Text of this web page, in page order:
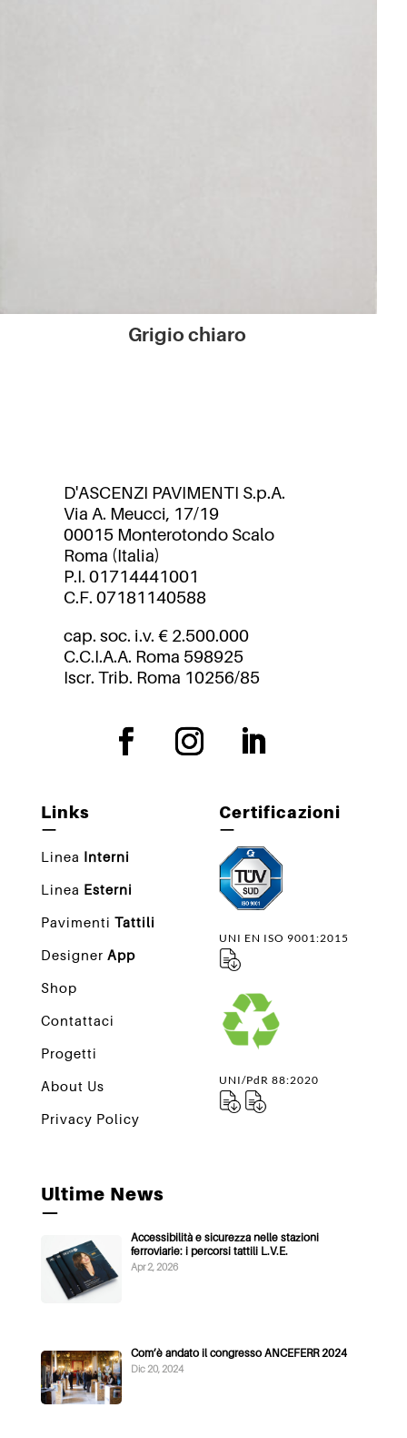
Grigio chiaro
D'ASCENZI PAVIMENTI S.p.A.
Via A. Meucci, 17/19
00015 Monterotondo Scalo
Roma (Italia)
P.I. 01714441001
C.F. 07181140588
cap. soc. i.v. € 2.500.000
C.C.I.A.A. Roma 598925
Iscr. Trib. Roma 10256/85
Links
—
Linea Interni
Linea Esterni
Pavimenti Tattili
Designer App
Shop
Contattaci
Progetti
About Us
Privacy Policy
Certificazioni
—
UNI EN ISO 9001:2015
UNI/PdR 88:2020
Ultime News
—
Accessibilità e sicurezza nelle stazioni
ferroviarie: i percorsi tattili L.V.E.
Apr 2, 2026
Com’è andato il congresso ANCEFERR 2024
Dic 20, 2024